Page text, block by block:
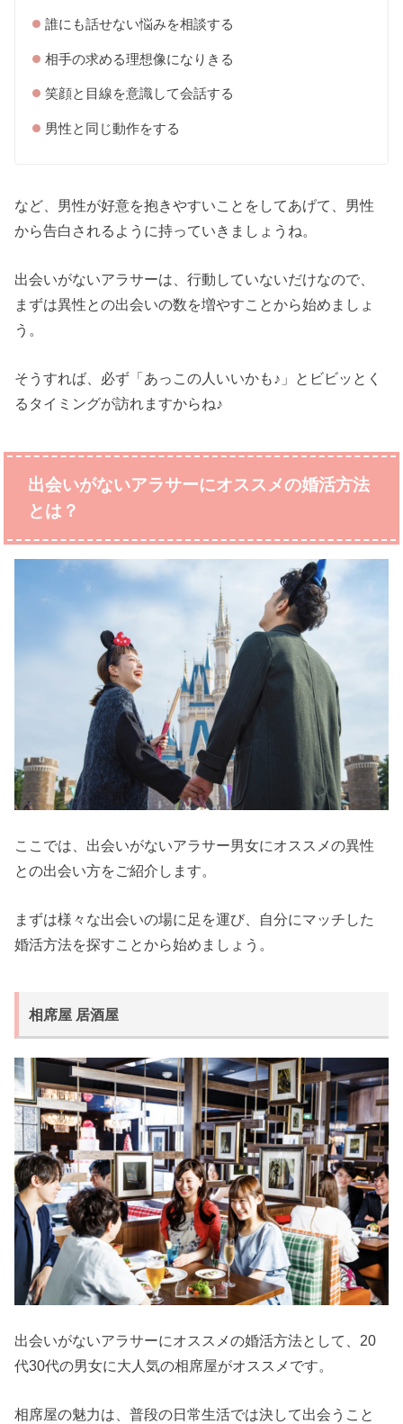
誰にも話せない悩みを相談する
相手の求める理想像になりきる
笑顔と目線を意識して会話する
男性と同じ動作をする
など、男性が好意を抱きやすいことをしてあげて、男性
から告白されるように持っていきましょうね。
出会いがないアラサーは、行動していないだけなので、
まずは異性との出会いの数を増やすことから始めましょ
う。
そうすれば、必ず「あっこの人いいかも♪」とビビッとく
るタイミングが訪れますからね♪
出会いがないアラサーにオススメの婚活方法
とは？
ここでは、出会いがないアラサー男女にオススメの異性
との出会い方をご紹介します。
まずは様々な出会いの場に足を運び、自分にマッチした
婚活方法を探すことから始めましょう。
相席屋 居酒屋
出会いがないアラサーにオススメの婚活方法として、20
代30代の男女に大人気の相席屋がオススメです。
相席屋の魅力は、普段の日常生活では決して出会うこと